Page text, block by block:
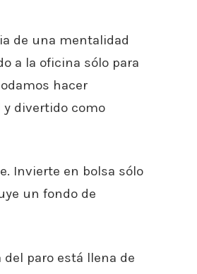
de una mentalidad
a la oficina sólo para
hacer
y divertido como
Invierte en bolsa sólo
un fondo de
paro está llena de